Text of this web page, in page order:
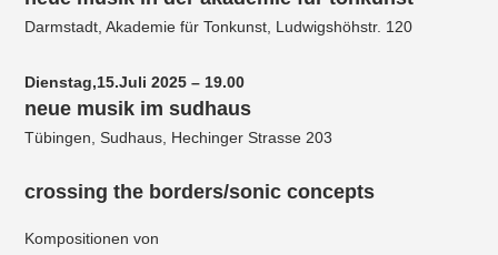
Darmstadt, Akademie für Tonkunst, Ludwigshöhstr. 120
Dienstag,15.Juli 2025 – 19.00
neue musik im sudhaus
Tübingen, Sudhaus, Hechinger Strasse 203
crossing the borders/sonic concepts
Kompositionen von